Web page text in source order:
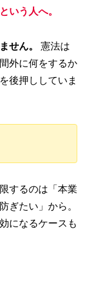
いう人へ。
せん。
憲法は
外に何をするか
後押ししていま
するのは「本業
ぎたい」から。
になるケースも